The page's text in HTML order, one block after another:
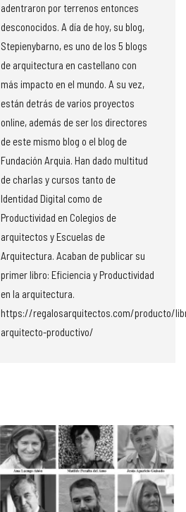
adentraron por terrenos entonces
desconocidos. A día de hoy, su blog,
Stepienybarno, es uno de los 5 blogs
de arquitectura en castellano con
más impacto en el mundo. A su vez,
están detrás de varios proyectos
online, además de ser los directores
de este mismo blog o el blog de
Fundación Arquia. Han dado multitud
de charlas y cursos tanto de
Identidad Digital como de
Productividad en Colegios de
arquitectos y Escuelas de
Arquitectura. Acaban de publicar su
primer libro: Eficiencia y Productividad
en la arquitectura.
https://regalosarquitectos.com/producto/
arquitecto-productivo/